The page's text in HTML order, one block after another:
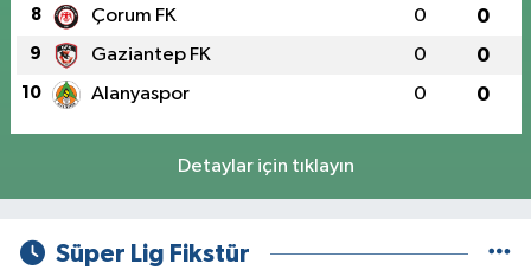
8 Çorum FK 0 0
9 Gaziantep FK 0 0
10 Alanyaspor 0 0
Detaylar için tıklayın
Süper Lig Fikstür